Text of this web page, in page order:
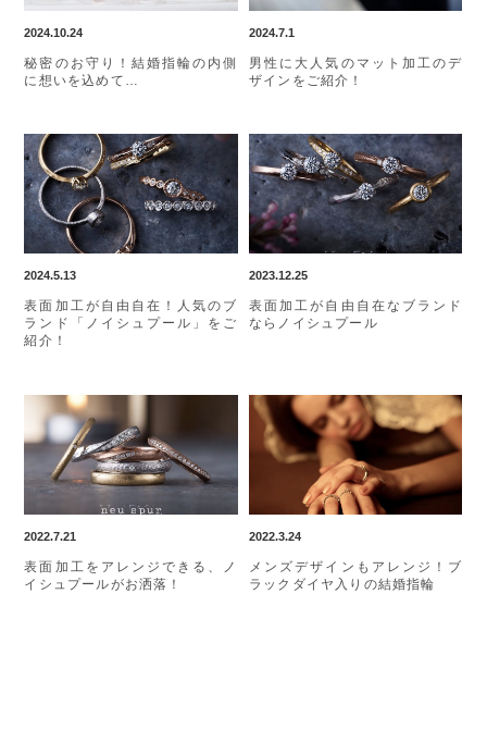
2024.10.24
秘密のお守り！結婚指輪の内側
に想いを込めて…
2024.7.1
男性に大人気のマット加工のデ
ザインをご紹介！
2024.5.13
表面加工が自由自在！人気のブ
ランド「ノイシュプール」をご
紹介！
2023.12.25
表面加工が自由自在なブランド
ならノイシュプール
2022.7.21
表面加工をアレンジできる、ノ
イシュプールがお洒落！
2022.3.24
メンズデザインもアレンジ！ブ
ラックダイヤ入りの結婚指輪